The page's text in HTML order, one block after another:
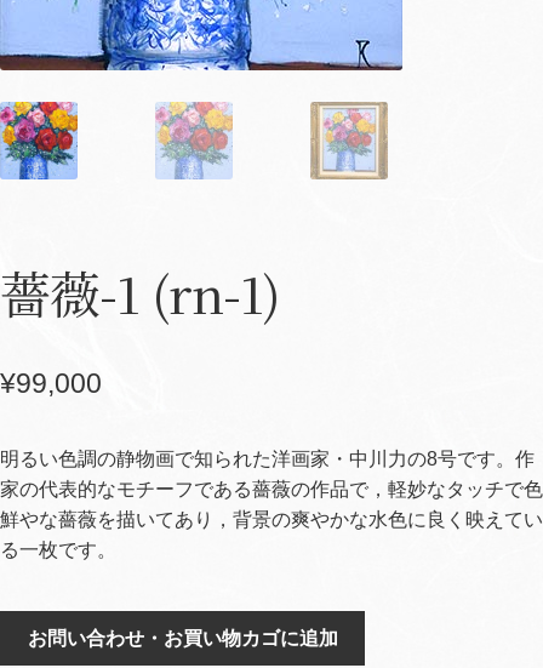
薔薇-1 (rn-1)
¥99,000
明るい色調の静物画で知られた洋画家・中川力の8号です。作
家の代表的なモチーフである薔薇の作品で，軽妙なタッチで色
鮮やな薔薇を描いてあり，背景の爽やかな水色に良く映えてい
る一枚です。
薇-1
お問い合わせ・お買い物カゴに追加